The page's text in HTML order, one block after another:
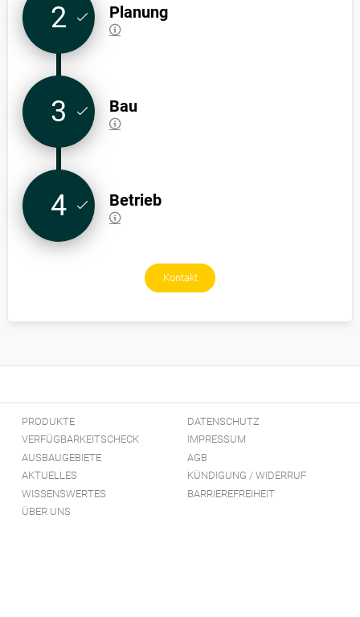
2 Planung
3 Bau
4 Betrieb
Kontakt
PRODUKTE
VERFÜGBARKEITSCHECK
AUSBAUGEBIETE
AKTUELLES
WISSENSWERTES
ÜBER UNS
DATENSCHUTZ
IMPRESSUM
AGB
KÜNDIGUNG / WIDERRUF
BARRIEREFREIHEIT